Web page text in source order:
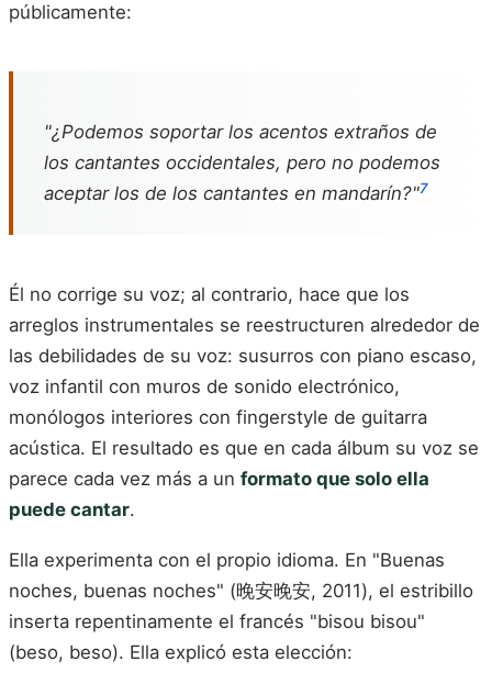
públicamente:
"¿Podemos soportar los acentos extraños de
los cantantes occidentales, pero no podemos
aceptar los de los cantantes en mandarín?"7
Él no corrige su voz; al contrario, hace que los
arreglos instrumentales se reestructuren alrededor de
las debilidades de su voz: susurros con piano escaso,
voz infantil con muros de sonido electrónico,
monólogos interiores con fingerstyle de guitarra
acústica. El resultado es que en cada álbum su voz se
parece cada vez más a un formato que solo ella
puede cantar.
Ella experimenta con el propio idioma. En "Buenas
noches, buenas noches" (晚安晚安, 2011), el estribillo
inserta repentinamente el francés "bisou bisou"
(beso, beso). Ella explicó esta elección: